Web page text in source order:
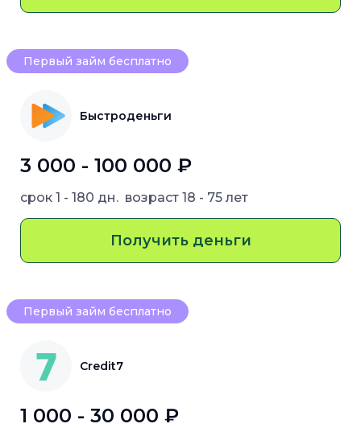
Первый займ бесплатно
Быстроденьги
3 000 - 100 000 ₽
срок 1 - 180 дн. возраст 18 - 75 лет
Получить деньги
Первый займ бесплатно
Credit7
1 000 - 30 000 ₽